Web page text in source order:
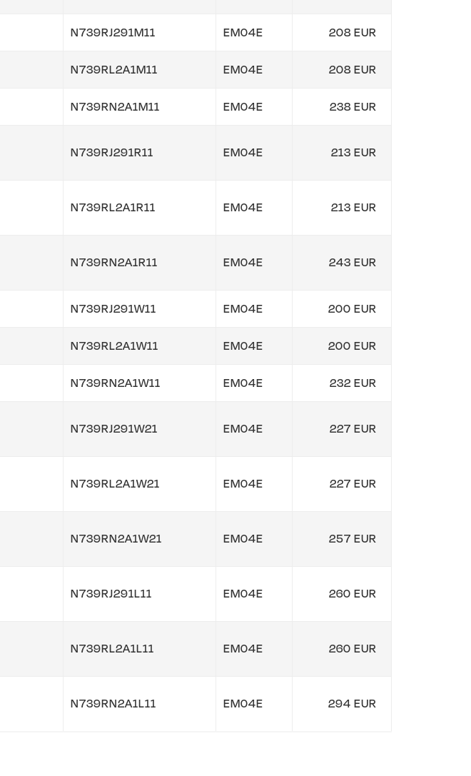
N739RJ291M11 EM04E 208 EUR
N739RL2A1M11 EM04E 208 EUR
N739RN2A1M11 EM04E 238 EUR
N739RJ291R11 EM04E 213 EUR
N739RL2A1R11 EM04E 213 EUR
N739RN2A1R11 EM04E 243 EUR
N739RJ291W11 EM04E 200 EUR
N739RL2A1W11 EM04E 200 EUR
N739RN2A1W11 EM04E 232 EUR
N739RJ291W21 EM04E 227 EUR
N739RL2A1W21 EM04E 227 EUR
N739RN2A1W21 EM04E 257 EUR
N739RJ291L11 EM04E 260 EUR
N739RL2A1L11 EM04E 260 EUR
N739RN2A1L11 EM04E 294 EUR